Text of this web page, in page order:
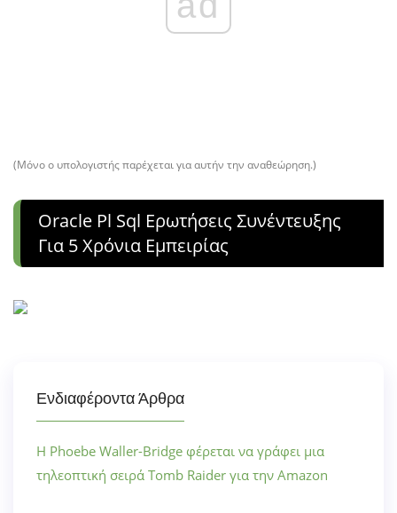
(Μόνο ο υπολογιστής παρέχεται για αυτήν την αναθεώρηση.)
Oracle Pl Sql Ερωτήσεις Συνέντευξης
Για 5 Χρόνια Εμπειρίας
Ενδιαφέροντα Άρθρα
Η Phoebe Waller-Bridge φέρεται να γράφει μια
τηλεοπτική σειρά Tomb Raider για την Amazon